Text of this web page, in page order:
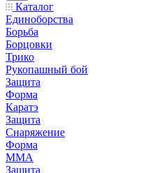
Каталог
Единоборства
Борьба
Борцовки
Трико
Рукопашный бой
Защита
Форма
Каратэ
Защита
Снаряжение
Форма
ММА
Защита